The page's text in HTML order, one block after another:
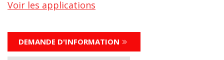
Voir les applications
DEMANDE D'INFORMATION